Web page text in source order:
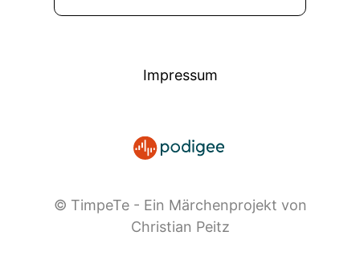
Impressum
© TimpeTe - Ein Märchenprojekt von
Christian Peitz